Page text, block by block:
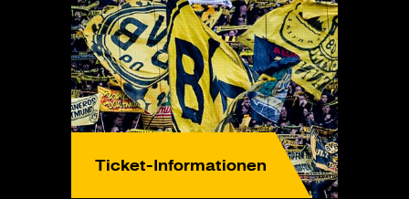
Ticket-Informationen